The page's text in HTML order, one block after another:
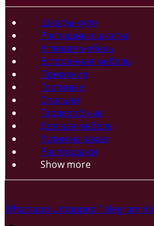
Шкафы-купе
Распашные шкафы
Угловая мебель
Встроенная мебель
Прихожие
Гостиные
Спальни
Гардеробные
Детская мебель
Кухни на заказ
Распродажи
Show more
Whatsapp Untapped Telegram Vk